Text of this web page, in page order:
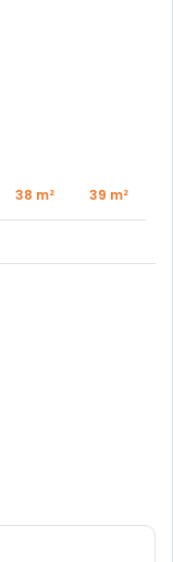
38 m² 39 m²